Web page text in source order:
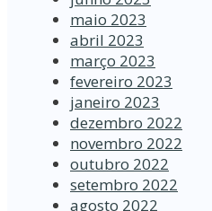
maio 2023
abril 2023
março 2023
fevereiro 2023
janeiro 2023
dezembro 2022
novembro 2022
outubro 2022
setembro 2022
agosto 2022